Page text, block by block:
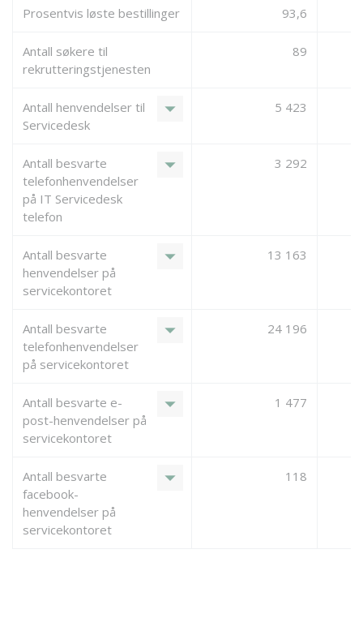
Prosentvis løste bestillinger 93,6
Antall søkere til
rekrutteringstjenesten
89
Antall henvendelser til
Servicedesk
arrow_drop_down 5 423
Antall besvarte
telefonhenvendelser
på IT Servicedesk
telefon
arrow_drop_down 3 292
Antall besvarte
henvendelser på
servicekontoret
arrow_drop_down 13 163
Antall besvarte
telefonhenvendelser
på servicekontoret
arrow_drop_down 24 196
Antall besvarte e-
post-henvendelser på
servicekontoret
arrow_drop_down 1 477
Antall besvarte
facebook-
henvendelser på
servicekontoret
arrow_drop_down 118